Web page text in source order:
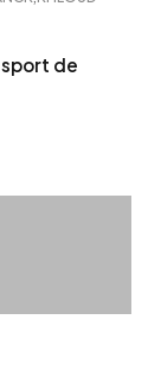
sport de